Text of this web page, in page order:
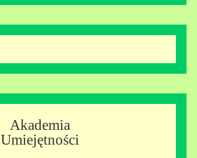
Akademia
Umiejętności